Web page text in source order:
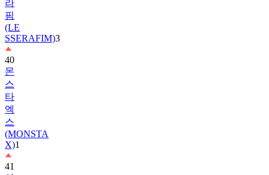
(LE
SSERAFIM)
40
몬
스
타
엑
스
(MONSTA
X)
41
아
홉